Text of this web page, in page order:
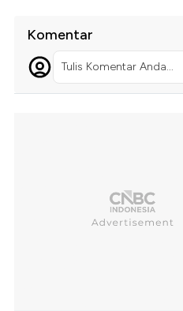
Komentar
Tulis Komentar Anda...